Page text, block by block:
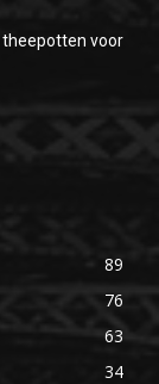
voor
89
76
63
34